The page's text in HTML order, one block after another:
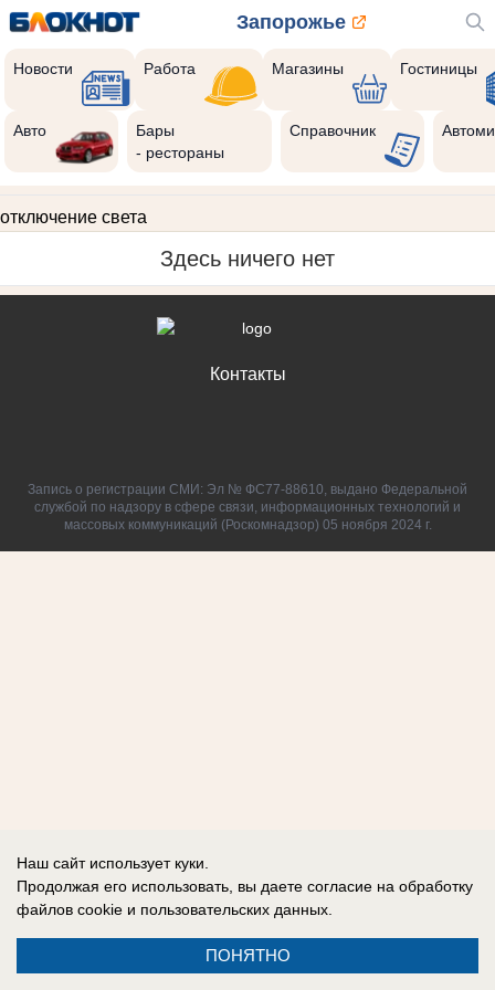
Запорожье
Новости Работа Магазины Гостиницы
Авто
Бары
- рестораны
Справочник
отключение света
Здесь ничего нет
Контакты
Запись о регистрации СМИ: Эл № ФС77-88610, выдано Федеральной
службой по надзору в сфере связи, информационных технологий и
массовых коммуникаций (Роскомнадзор) 05 ноября 2024 г.
Наш сайт использует куки.
Продолжая его использовать, вы даете согласие на обработку
файлов cookie и пользовательских данных.
ПОНЯТНО